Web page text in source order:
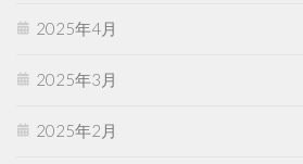
2025年4月
2025年3月
2025年2月